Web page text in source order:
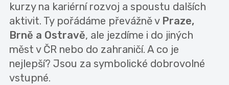
kurzy na kariérní rozvoj a spoustu dalších
aktivit. Ty pořádáme převážně v Praze,
Brně a Ostravě, ale jezdíme i do jiných
měst v ČR nebo do zahraničí. A co je
nejlepší? Jsou za symbolické dobrovolné
vstupné.